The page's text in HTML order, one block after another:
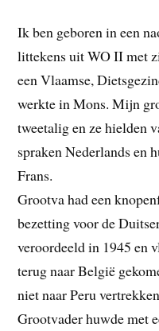
Ik ben geboren in een
littekens uit WO II met
een Vlaamse,
werkte in Mons. Mijn
tweetalig en ze hielden
spraken Nederlands en
Frans.
Grootva had een
bezetting voor de
veroordeeld in 1945 en
terug naar België
niet naar Peru
Grootvader huwde met